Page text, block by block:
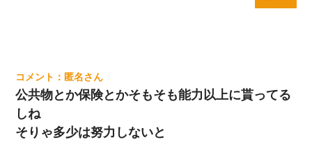
匿名
公共物とか保険とかそもそも能力以上に貰ってる
しね
そりゃ多少は努力しないと